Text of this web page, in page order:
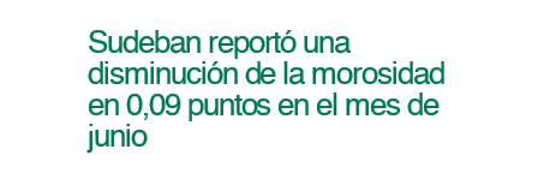
Sudeban reportó una
disminución de la morosidad
en 0,09 puntos en el mes de
junio